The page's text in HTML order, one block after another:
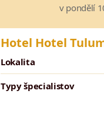
v pondělí
Hotel Hotel
Lokalita
Typy špecialistov